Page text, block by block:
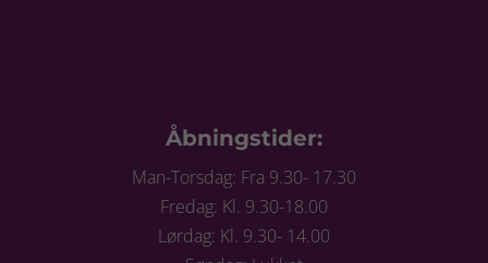
Åbningstider:
Man-Torsdag: Fra 9.30- 17.30
Fredag: Kl. 9.30-18.00
Lørdag: Kl. 9.30- 14.00